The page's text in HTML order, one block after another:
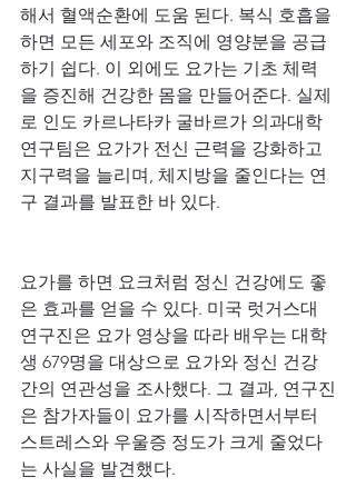
해서 혈액순환에 도움 된다. 복식 호흡을
하면 모든 세포와 조직에 영양분을 공급
하기 쉽다. 이 외에도 요가는 기초 체력
을 증진해 건강한 몸을 만들어준다. 실제
로 인도 카르나타카 굴바르가 의과대학
연구팀은 요가가 전신 근력을 강화하고
지구력을 늘리며, 체지방을 줄인다는 연
구 결과를 발표한 바 있다.
요가를 하면 요크처럼 정신 건강에도 좋
은 효과를 얻을 수 있다. 미국 럿거스대
연구진은 요가 영상을 따라 배우는 대학
생 679명을 대상으로 요가와 정신 건강
간의 연관성을 조사했다. 그 결과, 연구진
은 참가자들이 요가를 시작하면서부터
스트레스와 우울증 정도가 크게 줄었다
는 사실을 발견했다.